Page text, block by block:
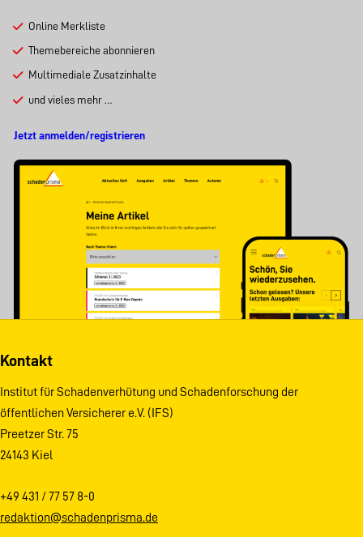
Online Merkliste
Themebereiche abonnieren
Multimediale Zusatzinhalte
und vieles mehr …
Jetzt anmelden/registrieren
Kontakt
Institut für Schadenverhütung und Schadenforschung der
öffentlichen Versicherer e.V. (IFS)
Preetzer Str. 75
24143 Kiel
+49 431 / 77 57 8-0
redaktion@schadenprisma.de